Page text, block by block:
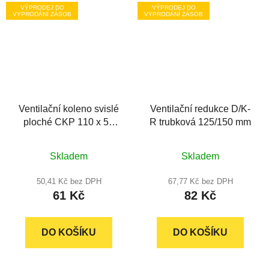
VÝPRODEJ DO
VYPRODÁNÍ ZÁSOB
Ventilační koleno svislé
ploché CKP 110 x 55
Skladem
50,41 Kč bez DPH
61 Kč
DO KOŠÍKU
VÝPRODEJ DO
VYPRODÁNÍ ZÁSOB
Ventilační redukce D/K-
R trubková 125/150 mm
Skladem
67,77 Kč bez DPH
82 Kč
DO KOŠÍKU